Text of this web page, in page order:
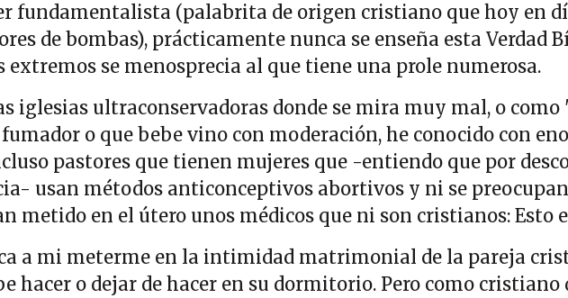
fundamentalista (palabrita de origen cristiano que hoy en
de bombas), prácticamente nunca se enseña esta Verdad
extremos se menosprecia al que tiene una prole numerosa.
iglesias ultraconservadoras donde se mira muy mal, o
o que bebe vino con moderación, he conocido con
pastores que tienen mujeres que -entiendo que por
usan métodos anticonceptivos abortivos y ni se
metido en el útero unos médicos que ni son cristianos:
a mi meterme en la intimidad matrimonial de la pareja
hacer o dejar de hacer en su dormitorio. Pero como cristiano